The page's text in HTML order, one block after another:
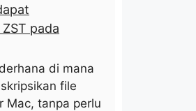
pada
di mana
file
Mac, tanpa perlu